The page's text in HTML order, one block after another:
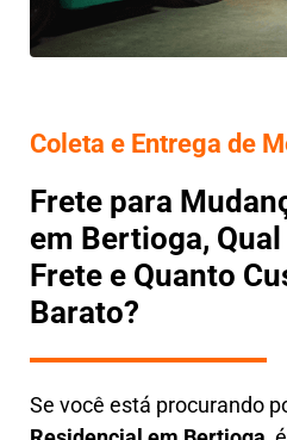
Coleta e Entrega de
Frete para
em Bertioga,
Frete e Quanto
Barato?
Se você está procurando